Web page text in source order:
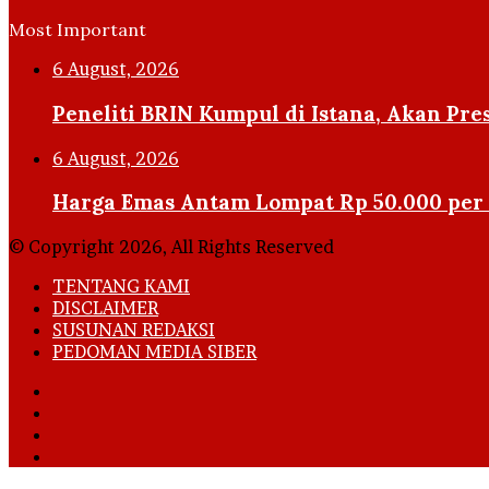
Most Important
6 August, 2026
Peneliti BRIN Kumpul di Istana, Akan
6 August, 2026
Harga Emas Antam Lompat Rp 50.000 per
© Copyright 2026, All Rights Reserved
TENTANG KAMI
DISCLAIMER
SUSUNAN REDAKSI
PEDOMAN MEDIA SIBER